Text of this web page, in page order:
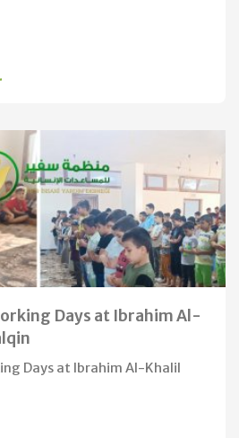
Days at Ibrahim Al-
Days at Ibrahim Al-Khalil